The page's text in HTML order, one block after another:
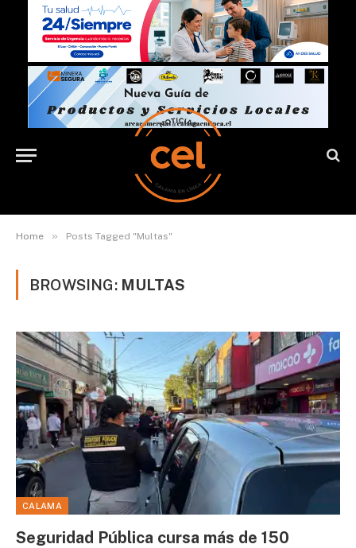
Home » Posts Tagged "Multas"
BROWSING: MULTAS
CALAMA
Seguridad Pública cursa más de 150